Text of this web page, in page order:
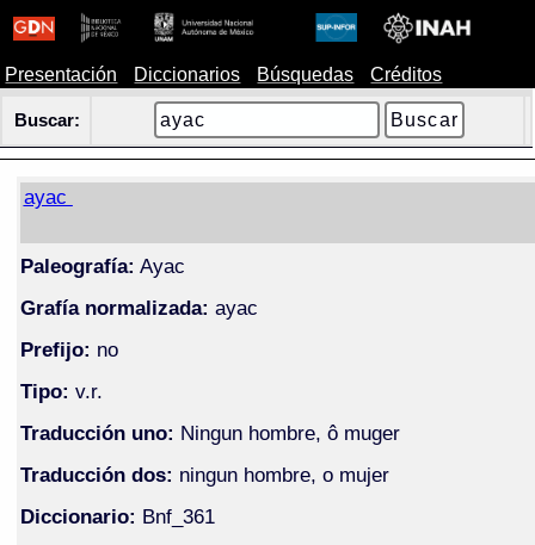
Presentación Diccionarios Búsquedas Créditos
Buscar:
ayac
Paleografía: Ayac
Grafía normalizada: ayac
Prefijo: no
Tipo: v.r.
Traducción uno: Ningun hombre, ô muger
Traducción dos: ningun hombre, o mujer
Diccionario: Bnf_361